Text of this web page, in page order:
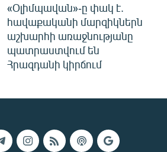
«Օլիմպավան»-ը փակ է.
հավաքականի մարզիկներն
աշխարհի առաջնությանը
պատրաստվում են
Հրազդանի կիրճում